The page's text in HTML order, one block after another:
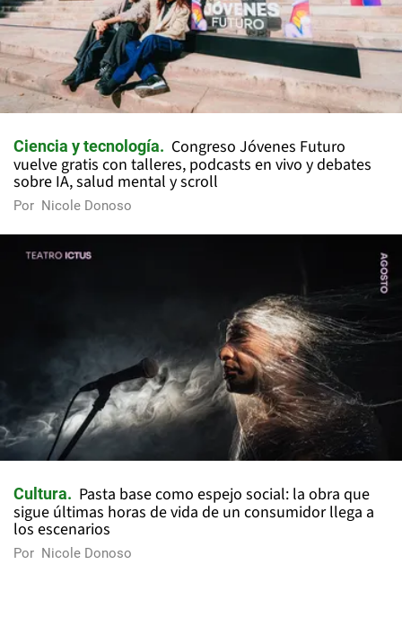
Ciencia y tecnología
Congreso Jóvenes Futuro
vuelve gratis con talleres, podcasts en vivo y debates
sobre IA, salud mental y scroll
Por Nicole Donoso
Cultura
Pasta base como espejo social: la obra que
sigue últimas horas de vida de un consumidor llega a
los escenarios
Por Nicole Donoso